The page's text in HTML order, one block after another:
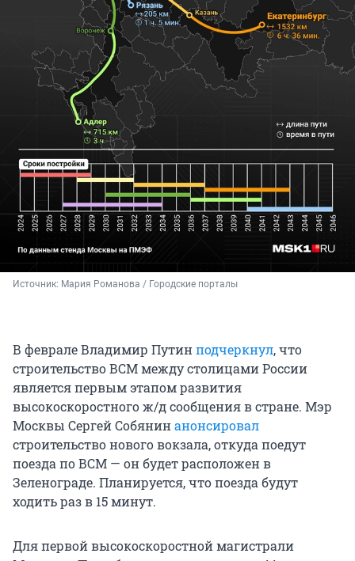
Источник: Мария Романова / Городские порталы
В феврале Владимир Путинподчеркнул, что
строительство ВСМ между столицами России
является первым этапом развития
высокоскоростного ж/д сообщения в стране. Мэр
Москвы Сергей Собянинанонсировал
строительство нового вокзала, откуда поедут
поезда по ВСМ — он будет расположен в
Зеленограде. Планируется, что поезда будут
ходить раз в 15 минут.
Для первой высокоскоростной магистрали